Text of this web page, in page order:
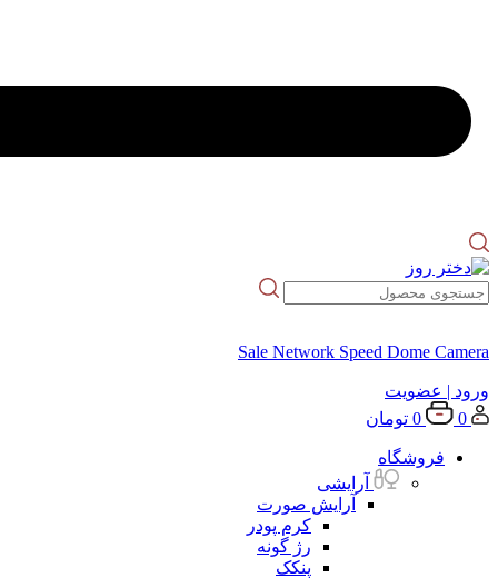
Sale Network Speed Dome Camera
ورود | عضویت
0
0 تومان
فروشگاه
آرایشی
آرایش صورت
کرم پودر
رژ گونه
پنکک